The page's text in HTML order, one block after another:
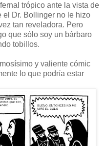
trópico ante la vista de
el Dr. Bollinger no le hizo
tan reveladora. Pero
que sólo soy un bárbaro
tobillos.
y valiente cómic
lo que podría estar